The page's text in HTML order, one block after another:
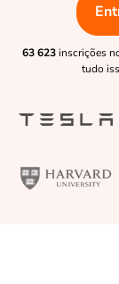
63 623inscrições
tudo